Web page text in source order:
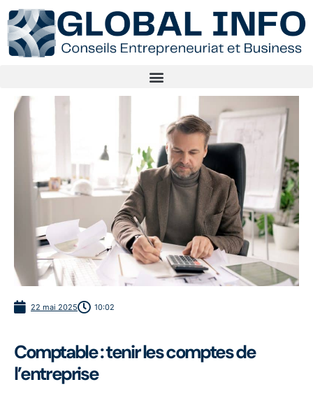
22 mai 2025 10:02
Comptable : tenir les comptes de
l’entreprise